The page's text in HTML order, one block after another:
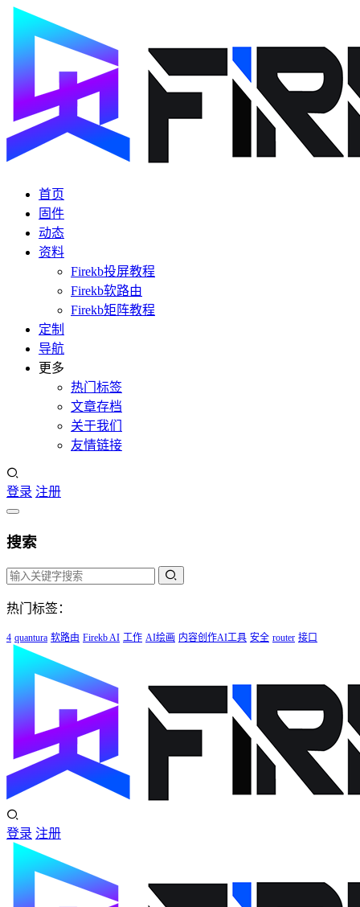
首页
固件
动态
资料
Firekb投屏教程
Firekb软路由
Firekb矩阵教程
定制
导航
更多
热门标签
文章存档
关于我们
友情链接
登录 注册
搜索
热门标签：
4 quantura 软路由 Firekb AI 工作 AI绘画 内容创作AI工具 安全 router 接口
登录 注册